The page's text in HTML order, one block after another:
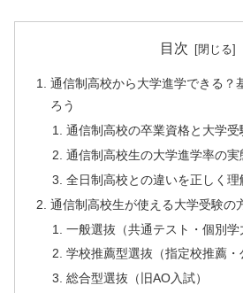
目次
通信制高校から大学進学できる？
ろう
通信制高校の卒業資格と大学受
通信制高校生の大学進学率の実
全日制高校との違いを正しく理
通信制高校生が使える大学受験の
一般選抜（共通テスト・個別学
学校推薦型選抜（指定校推薦・
総合型選抜（旧AO入試）